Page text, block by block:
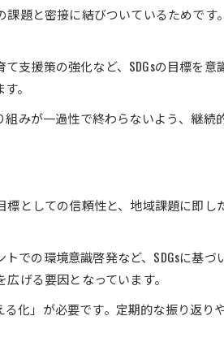
トナー制度で広げる地域貢献の可能性
登録が導く持続可能な地域の未来像
で共に描く未来へのステップ
登録を活用した地域活性化の実践例
大井町の新たな可能性
言から始まる社会的イノベーション
連携が導く実践例を紹介
する社会課題の実践例に注目
ためのSDGs活用実践事例を紹介
題と密接に結びついているためで
支援策の強化など、SDGsの目標を
。
みが一過性で終わらないよう、継続
としての信頼性と、地域課題に即
での環境意識啓発など、SDGsに基
げる要因となっています。
化」が必要です。定期的な振り返り